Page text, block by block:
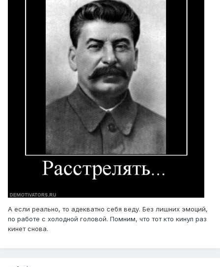
А если реально, то адекватно себя веду. Без лишних эмоций,
по работе с холодной головой. Помним, что тот кто кинул раз
кинет снова.